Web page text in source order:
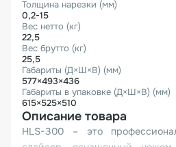
Толщина нарезки (мм)
0,2-15
Вес нетто (кг)
22,5
Вес брутто (кг)
25,5
Габариты (Д×Ш×В) (мм)
577×493×436
Габариты в упаковке (Д×Ш×В) (мм)
615×525×510
Описание товара
HLS-300 – это